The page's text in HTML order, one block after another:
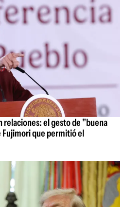
relaciones: el gesto de "buena
que permitió el